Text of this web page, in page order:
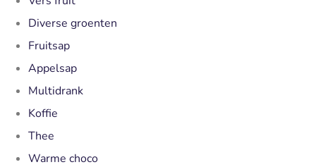
Diverse groenten
Fruitsap
Appelsap
Multidrank
Koffie
Thee
Warme choco